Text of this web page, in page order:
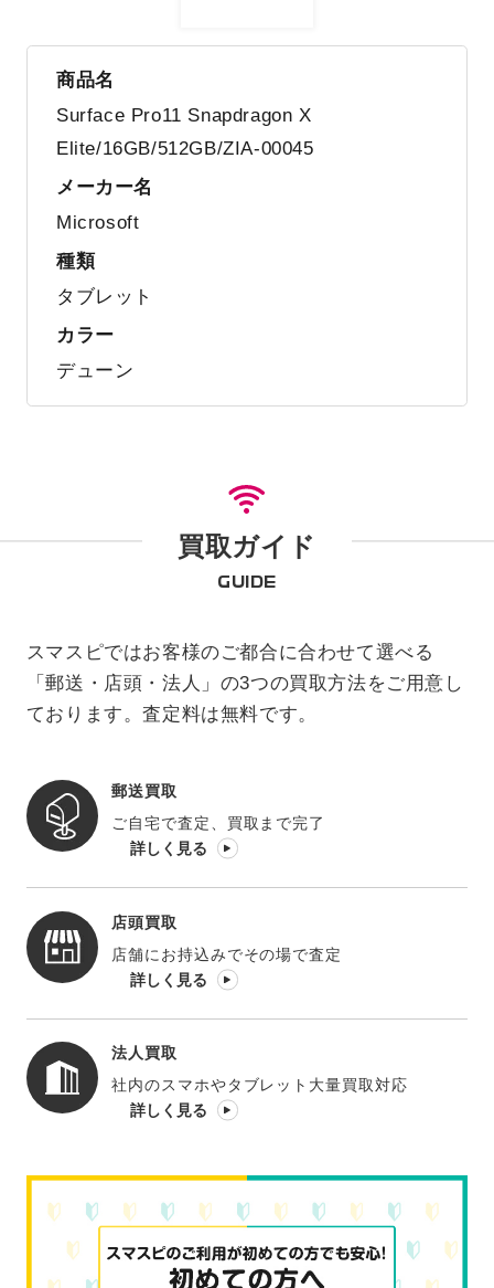
商品名
Surface Pro11 Snapdragon X
Elite/16GB/512GB/ZIA-00045
メーカー名
Microsoft
種類
タブレット
カラー
デューン
買取ガイド
GUIDE
スマスピではお客様のご都合に合わせて選べる
「郵送・店頭・法人」の3つの買取方法をご用意し
ております。査定料は無料です。
郵送買取
ご自宅で査定、買取まで完了
詳しく見る
店頭買取
店舗にお持込みでその場で査定
詳しく見る
法人買取
社内のスマホやタブレット大量買取対応
詳しく見る